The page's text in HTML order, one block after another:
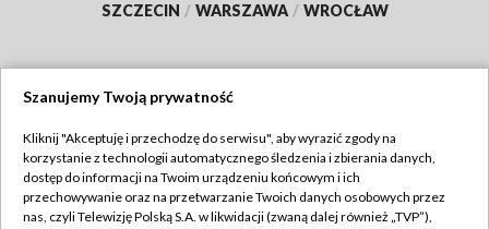
SZCZECIN / WARSZAWA / WROCŁAW
TVP
Abonament TVP
Regulamin TVP
Szanujemy Twoją prywatność
Kliknij "Akceptuję i przechodzę do serwisu", aby wyrazić zgody na
korzystanie z technologii automatycznego śledzenia i zbierania danych,
dostęp do informacji na Twoim urządzeniu końcowym i ich
przechowywanie oraz na przetwarzanie Twoich danych osobowych przez
nas, czyli Telewizję Polską S.A. w likwidacji (zwaną dalej również „TVP”),